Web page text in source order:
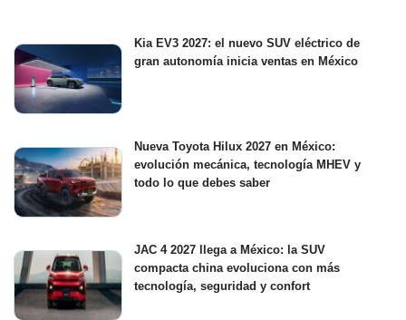
Kia EV3 2027: el nuevo SUV eléctrico de
gran autonomía inicia ventas en México
Nueva Toyota Hilux 2027 en México:
evolución mecánica, tecnología MHEV y
todo lo que debes saber
JAC 4 2027 llega a México: la SUV
compacta china evoluciona con más
tecnología, seguridad y confort